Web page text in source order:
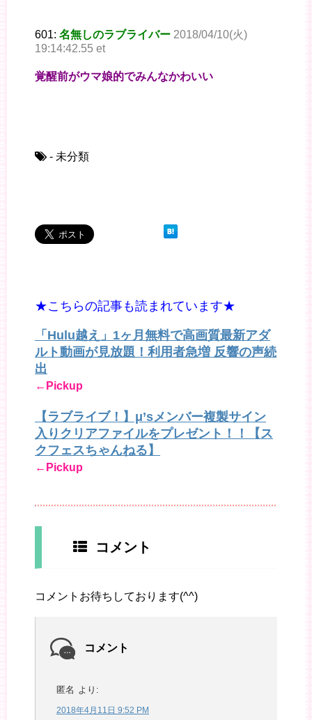
601: 名無しのラブライバー 2018/04/10(火)
19:14:42.55 et
覚醒前がウマ娘的でみんなかわいい
- 未分類
★こちらの記事も読まれています★
「Hulu越え」1ヶ月無料で高画質最新アダ
ルト動画が見放題！利用者急増 反響の声続
出
←Pickup
【ラブライブ！】μ’sメンバー複製サイン
入りクリアファイルをプレゼント！！【ス
クフェスちゃんねる】
←Pickup
コメント
コメントお待ちしております(^^)
コメント
匿名 より:
2018年4月11日 9:52 PM